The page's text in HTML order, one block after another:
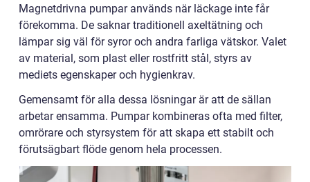
Magnetdrivna pumpar används när läckage inte får
förekomma. De saknar traditionell axeltätning och
lämpar sig väl för syror och andra farliga vätskor. Valet
av material, som plast eller rostfritt stål, styrs av
mediets egenskaper och hygienkrav.
Gemensamt för alla dessa lösningar är att de sällan
arbetar ensamma. Pumpar kombineras ofta med filter,
omrörare och styrsystem för att skapa ett stabilt och
förutsägbart flöde genom hela processen.